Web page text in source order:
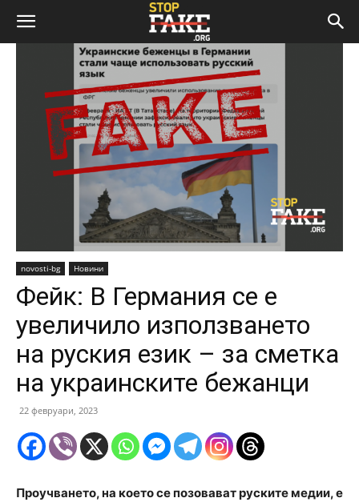
novosti-bg Новини
Фейк: В Германия се е
увеличило използването
на руския език – за сметка
на украинските бежанци
22 февруари, 2023
Проучването, на което се позовават руските медии, е